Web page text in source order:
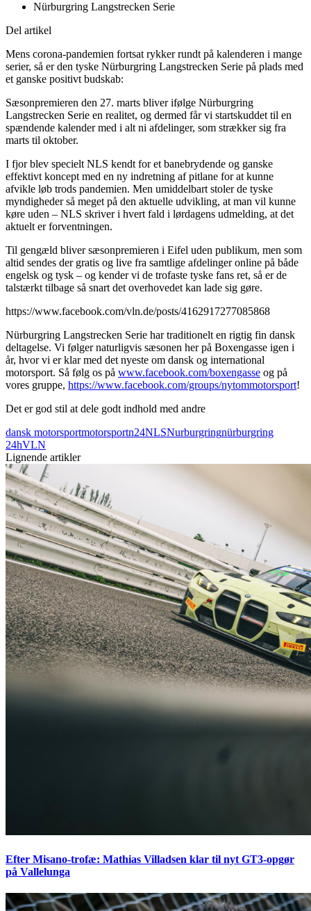
Nürburgring Langstrecken Serie
Del artikel
Mens corona-pandemien fortsat rykker rundt på kalenderen i mange
serier, så er den tyske Nürburgring Langstrecken Serie på plads med
et ganske positivt budskab:
Sæsonpremieren den 27. marts bliver ifølge Nürburgring
Langstrecken Serie en realitet, og dermed får vi startskuddet til en
spændende kalender med i alt ni afdelinger, som strækker sig fra
marts til oktober.
I fjor blev specielt NLS kendt for et banebrydende og ganske
effektivt koncept med en ny indretning af pitlane for at kunne
afvikle løb trods pandemien. Men umiddelbart stoler de tyske
myndigheder så meget på den aktuelle udvikling, at man vil kunne
køre uden – NLS skriver i hvert fald i lørdagens udmelding, at det
aktuelt er forventningen.
Til gengæld bliver sæsonpremieren i Eifel uden publikum, men som
altid sendes der gratis og live fra samtlige afdelinger online på både
engelsk og tysk – og kender vi de trofaste tyske fans ret, så er de
talstærkt tilbage så snart det overhovedet kan lade sig gøre.
https://www.facebook.com/vln.de/posts/4162917277085868
Nürburgring Langstrecken Serie har traditionelt en rigtig fin dansk
deltagelse. Vi følger naturligvis sæsonen her på Boxengasse igen i
år, hvor vi er klar med det nyeste om dansk og international
motorsport. Så følg os på www.facebook.com/boxengasse og på
vores gruppe, https://www.facebook.com/groups/nytommotorsport!
Det er god stil at dele godt indhold med andre
dansk motorsportmotorsportn24NLSNurburgringnürburgring
24hVLN
Lignende artikler
Efter Misano-trofæ: Mathias Villadsen klar til nyt GT3-opgør
på Vallelunga